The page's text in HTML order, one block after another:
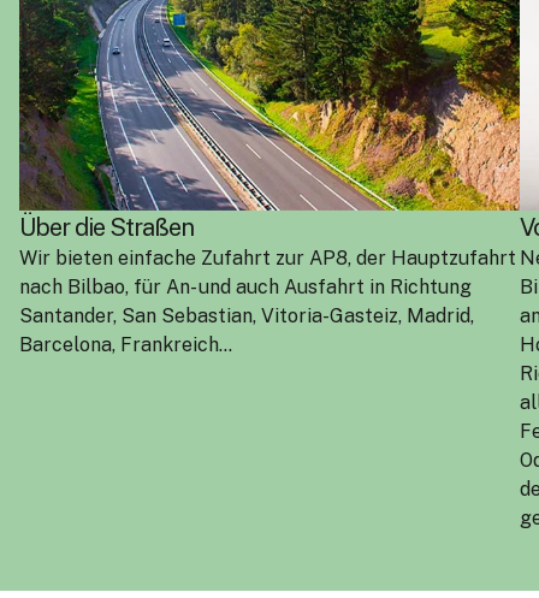
Über die Straßen
Wir bieten einfache Zufahrt zur AP8, der Hauptzufahrt
nach Bilbao, für An- und auch Ausfahrt in Richtung
Santander, San Sebastian, Vitoria-Gasteiz, Madrid,
Barcelona, Frankreich…